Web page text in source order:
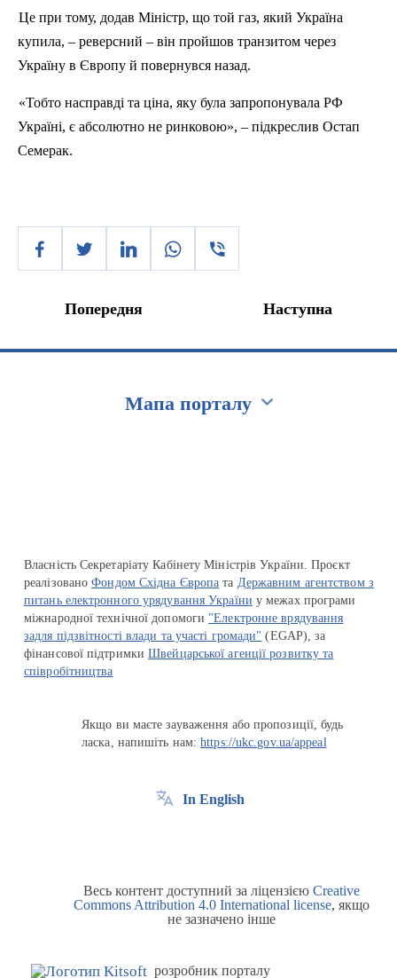
Це при тому, додав Міністр, що той газ, який Україна
купила, – реверсний – він пройшов транзитом через
Україну в Європу й повернувся назад.
«Тобто насправді та ціна, яку була запропонувала РФ
Україні, є абсолютно не ринковою», – підкреслив Остап
Семерак.
Попередня Наступна
Мапа порталу
Власність Секретаріату Кабінету Міністрів України. Проєкт
реалізованоФондом Східна Європа та Державним агентством з
питань електронного урядування України у межах програми
міжнародної технічної допомоги "Електронне врядування
задля підзвітності влади та участі громади" (EGAP), за
фінансової підтримкиШвейцарської агенції розвитку та
співробітництва
Якщо ви маєте зауваження або пропозиції, будь
ласка, напишіть нам:https://ukc.gov.ua/appeal
In English
Весь контент доступний за ліцензією Creative
Commons Attribution 4.0 International license, якщо
не зазначено інше
розробник порталу